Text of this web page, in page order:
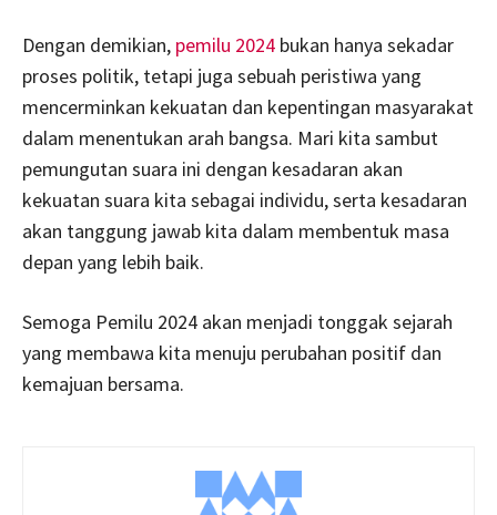
Dengan demikian, pemilu 2024 bukan hanya sekadar
proses politik, tetapi juga sebuah peristiwa yang
mencerminkan kekuatan dan kepentingan masyarakat
dalam menentukan arah bangsa. Mari kita sambut
pemungutan suara ini dengan kesadaran akan
kekuatan suara kita sebagai individu, serta kesadaran
akan tanggung jawab kita dalam membentuk masa
depan yang lebih baik.
Semoga Pemilu 2024 akan menjadi tonggak sejarah
yang membawa kita menuju perubahan positif dan
kemajuan bersama.